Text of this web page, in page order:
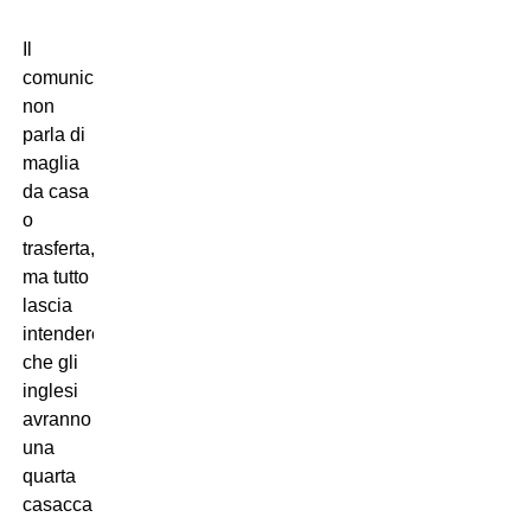
comunicato
non
parla di
maglia
da casa
o
trasferta,
ma tutto
lascia
intendere
che gli
inglesi
avranno
una
quarta
casacca